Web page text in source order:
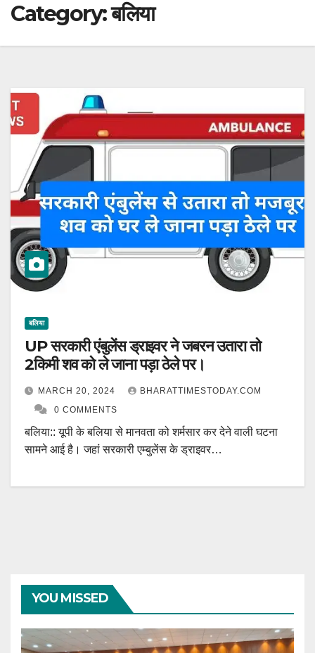
Category:बलिया
बलिया
UP सरकारी एंबुलेंस ड्राइवर ने जबरन उतारा तो
2किमी शव को ले जाना पड़ा ठेले पर।
MARCH 20, 2024
BHARATTIMESTODAY.COM
0 COMMENTS
बलिया:: यूपी के बलिया से मानवता को शर्मसार कर देने वाली घटना
सामने आई है। जहां सरकारी एम्बुलेंस के ड्राइवर…
YOU MISSED